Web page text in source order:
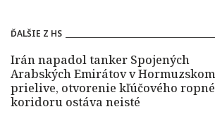
ĎALŠIE Z HS
Irán napadol tanker Spojených
Arabských Emirátov v Hormuzskom
prielive, otvorenie kľúčového
koridoru ostáva neisté